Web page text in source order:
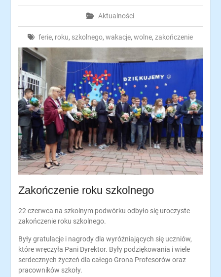
Aktualności
ferie, roku, szkolnego,wakacje,wolne,zakończenie
Zakończenie roku szkolnego
22 czerwca na szkolnym podwórku odbyło się uroczyste
zakończenie roku szkolnego.
Były gratulacje i nagrody dla wyróżniających się uczniów,
które wręczyła Pani Dyrektor. Były podziękowania i wiele
serdecznych życzeń dla całego Grona Profesorów oraz
pracowników szkoły.